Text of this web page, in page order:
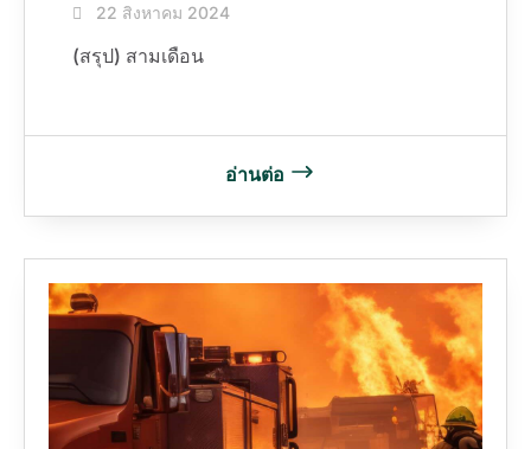
22 สิงหาคม 2024
(สรุป) สามเดือน
อ่านต่อ